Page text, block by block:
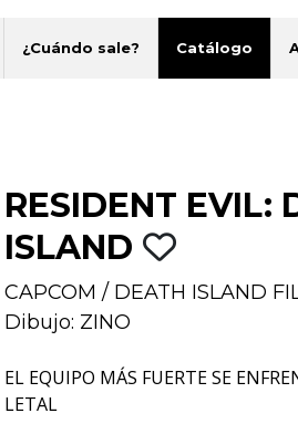
¿Cuándo sale? Catálogo
RESIDENT EVIL:
ISLAND
CAPCOM / DEATH ISLAND
Dibujo: ZINO
EL EQUIPO MÁS FUERTE SE
LETAL